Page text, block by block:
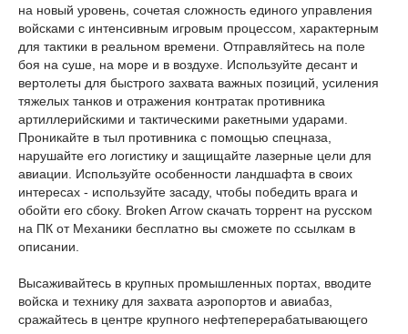
на новый уровень, сочетая сложность единого управления
войсками с интенсивным игровым процессом, характерным
для тактики в реальном времени. Отправляйтесь на поле
боя на суше, на море и в воздухе. Используйте десант и
вертолеты для быстрого захвата важных позиций, усиления
тяжелых танков и отражения контратак противника
артиллерийскими и тактическими ракетными ударами.
Проникайте в тыл противника с помощью спецназа,
нарушайте его логистику и защищайте лазерные цели для
авиации. Используйте особенности ландшафта в своих
интересах - используйте засаду, чтобы победить врага и
обойти его сбоку. Broken Arrow скачать торрент на русском
на ПК от Механики бесплатно вы сможете по ссылкам в
описании.
Высаживайтесь в крупных промышленных портах, вводите
войска и технику для захвата аэропортов и авиабаз,
сражайтесь в центре крупного нефтеперерабатывающего